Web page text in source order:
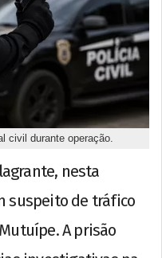
civil durante operação.
nesta
suspeito de tráfico
A prisão